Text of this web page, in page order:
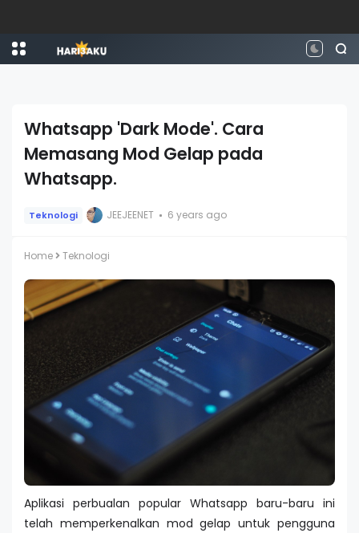
Whatsapp 'Dark Mode'. Cara
Memasang Mod Gelap pada
Whatsapp.
Teknologi JEEJEENET 6 years ago
Home Teknologi
Aplikasi perbualan popular Whatsapp baru-baru ini
telah memperkenalkan mod gelap untuk pengguna